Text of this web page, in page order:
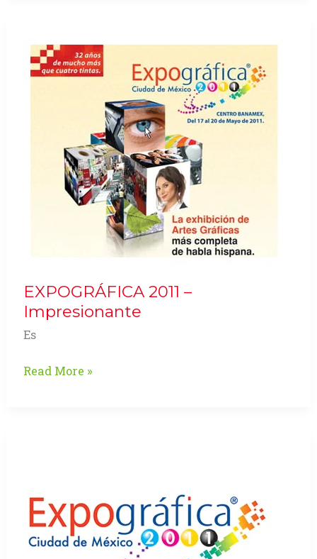
vídeo)
EXPOGRÁFICA 2011 –
Impresionante
Es
EXPOGRÁFICA
Read More »